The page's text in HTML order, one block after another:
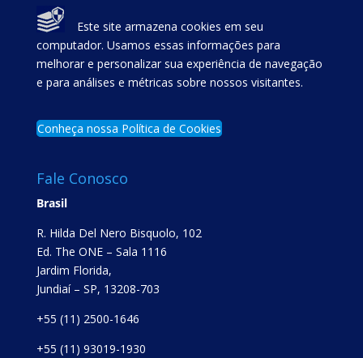
Este site armazena cookies em seu
computador. Usamos essas informações para
melhorar e personalizar sua experiência de navegação
e para análises e métricas sobre nossos visitantes.
Conheça nossa Política de Cookies
Fale Conosco
Brasil
R. Hilda Del Nero Bisquolo, 102
Ed. The ONE – Sala 1116
Jardim Florida,
Jundiaí – SP, 13208-703
+55 (11) 2500-1646
+55 (11) 93019-1930